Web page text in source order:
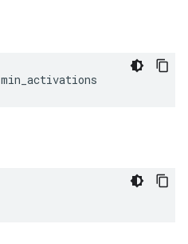
min_activations